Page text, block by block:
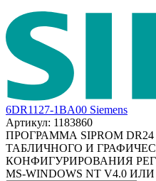
6DR1127-1BA00 Siemens
Артикул: 1183860
ПРОГРАММА SIPROM DR24
ТАБЛИЧНОГО И
КОНФИГУРИРОВАНИЯ
MS-WINDOWS NT V4.0